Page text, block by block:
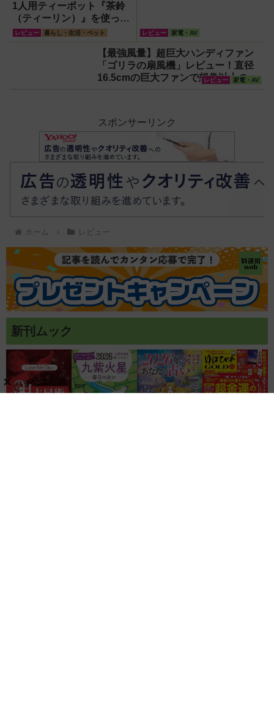
1人用ティーポット『茶鈴
（ティーリン）』を使って
みた！川越の風鈴から着想
を得たかわいい見た目のリ
アルな使い勝手を徹底解説
レビュー 暮らし・生活・ペット レビュー 家電・AV
【最強風量】超巨大ハンディファン
「ゴリラの扇風機」レビュー！直径
16.5cmの巨大ファンで想像以上の涼
しさを体感
レビュー 家電・AV
スポンサーリンク
ホーム レビュー
新刊ムック